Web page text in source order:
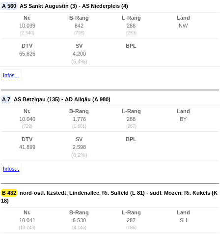
A 560 AS Sankt Augustin (3) - AS Niederpleis (4)
Nr.
10.039
(2.540)
B-Rang
842
(798)
L-Rang
288
(283)
Land
NW
DTV
65.626
SV
4.200
(6,4%)
BPL
Infos...
A 7 AS Betzigau (135) - AD Allgäu (A 980)
Nr.
10.040
(728)
B-Rang
1.776
(1.601)
L-Rang
288
(267)
Land
BY
DTV
41.899
SV
2.598
(6,2%)
BPL
Infos...
B 432 nord-östl. Itzstedt, Lindenallee, Ri. Sülfeld (L 81) - südl. Mözen, Ri. Kükels (K
18)
Nr.
10.041
(13.243)
B-Rang
6.530
(4.146)
L-Rang
287
(186)
Land
SH